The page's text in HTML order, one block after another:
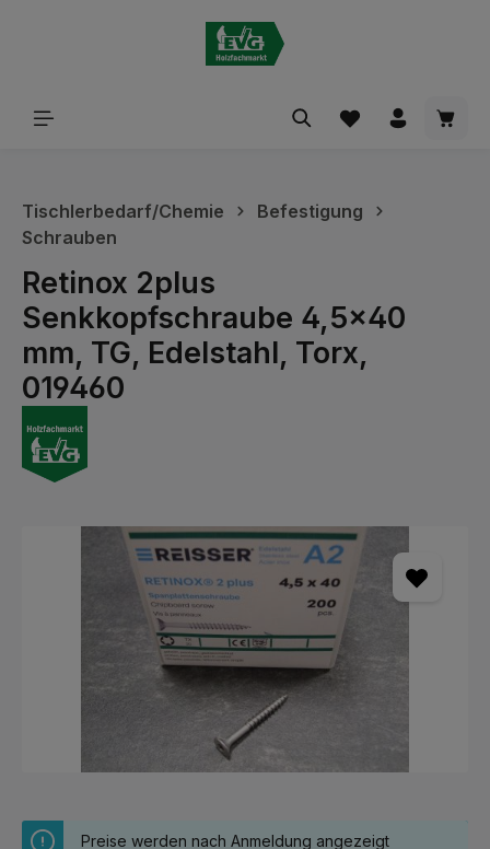
Tischlerbedarf/Chemie
Befestigung
Schrauben
Retinox 2plus
Senkkopfschraube 4,5x40
mm, TG, Edelstahl, Torx,
019460
Bildergalerie überspringen
Preise werden nach Anmeldung angezeigt